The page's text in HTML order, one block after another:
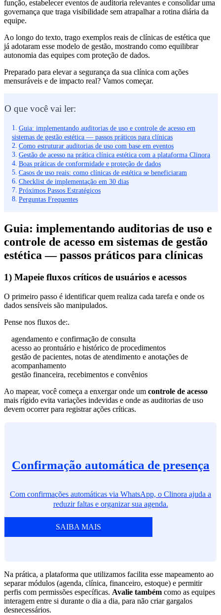
função, estabelecer eventos de auditoria relevantes e consolidar uma
governança que traga visibilidade sem atrapalhar a rotina diária da
equipe.
Ao longo do texto, trago exemplos reais de clínicas de estética que
já adotaram esse modelo de gestão, mostrando como equilibrar
autonomia das equipes com proteção de dados.
Preparado para elevar a segurança da sua clínica com ações
mensuráveis e de impacto real? Vamos começar.
O que você vai ler:
Guia: implementando auditorias de uso e controle de acesso em
sistemas de gestão estética — passos práticos para clínicas
Como estruturar auditorias de uso com base em eventos
Gestão de acesso na prática clínica estética com a plataforma Clinora
Boas práticas de conformidade e proteção de dados
Casos de uso reais: como clínicas de estética se beneficiaram
Checklist de implementação em 30 dias
Próximos Passos Estratégicos
Perguntas Frequentes
Guia: implementando auditorias de uso e
controle de acesso em sistemas de gestão
estética — passos práticos para clínicas
1) Mapeie fluxos críticos de usuários e acessos
O primeiro passo é identificar quem realiza cada tarefa e onde os
dados sensíveis são manipulados.
Pense nos fluxos de:.
agendamento e confirmação de consulta
acesso ao prontuário e histórico de procedimentos
gestão de pacientes, notas de atendimento e anotações de
acompanhamento
gestão financeira, recebimentos e convênios
Ao mapear, você começa a enxergar onde um controle de acesso
mais rígido evita variações indevidas e onde as auditorias de uso
devem ocorrer para registrar ações críticas.
Confirmação automática de presença
Com confirmações automáticas via WhatsApp, o Clinora ajuda a
reduzir faltas e organizar sua agenda.
SAIBA MAIS
Na prática, a plataforma que utilizamos facilita esse mapeamento ao
separar módulos (agenda, clínica, financeiro, estoque) e permitir
perfis com permissões específicas. Avalie também como as equipes
interagem entre si durante o dia a dia, para não criar gargalos
desnecessários.